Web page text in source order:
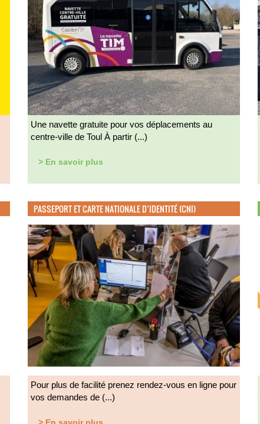
Une navette gratuite pour vos déplacements au
centre-ville de Toul À partir (...)
> En savoir plus
PASSEPORT ET CARTE NATIONALE D’IDENTITÉ (CNI)
Pour plus de facilité prenez rendez-vous en ligne pour
vos demandes de (...)